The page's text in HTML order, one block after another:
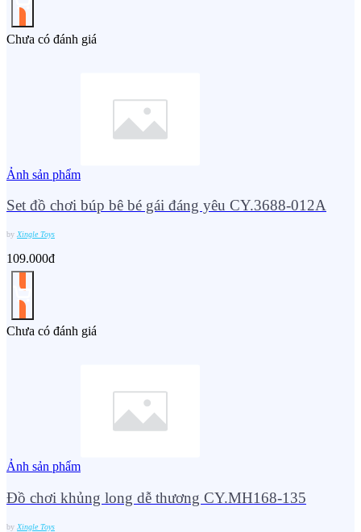
Chưa có đánh giá
Ảnh sản phẩm
Set đồ chơi búp bê bé gái đáng yêu CY.3688-012A
by Xingle Toys
109.000đ
Chưa có đánh giá
Ảnh sản phẩm
Đồ chơi khủng long dễ thương CY.MH168-135
by Xingle Toys